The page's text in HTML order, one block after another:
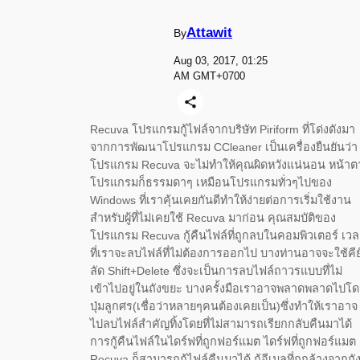
ByAttawit
Aug 03, 2017, 01:25
AM GMT+0700
Recuva โปรแกรมกู้ไฟล์จากบริษัท Piriform ที่โด่งดังมา
จากการพัฒนาโปรแกรม CCleaner เป็นเครื่องยืนยันว่า
โปรแกรม Recuva จะไม่ทำให้คุณผิดหวังแน่นอน หน้าต
โปรแกรมก็ธรรมดาๆ เหมือนโปรแกรมทั่วๆไปของ
Windows ที่เราคุ้นเคยกันดีทำให้ง่ายต่อการเริ่มใช้งาน
สำหรับผู้ที่ไม่เคยใช้ Recuva มาก่อน คุณสมบัติของ
โปรแกรม Recuva กู้คืนไฟล์ที่ถูกลบในคอมพิวเตอร์ เวล
ที่เราจะลบไฟล์ที่ไม่ต้องการออกไป บางท่านอาจจะใช้คี
ลัด Shift+Delete ซึ่งจะเป็นการลบไฟล์ถาวรแบบที่ไม่
เข้าไปอยู่ในถังขยะ บางครั้งมือเราอาจพลาดพลาดไปโ
ปุ่มลูกศร(เชื่อว่าหลายๆคนต้องเคยเป็น)ซึ่งทำให้เราอาจ
ไปลบไฟล์สำคัญทิ้งโดยที่ไม่สามารถเรียกกลับคืนมาได้
การกู้คืนไฟล์ในไดร์ฟที่ถูกฟอร์แมต ไดร์ฟที่ถูกฟอร์แมต